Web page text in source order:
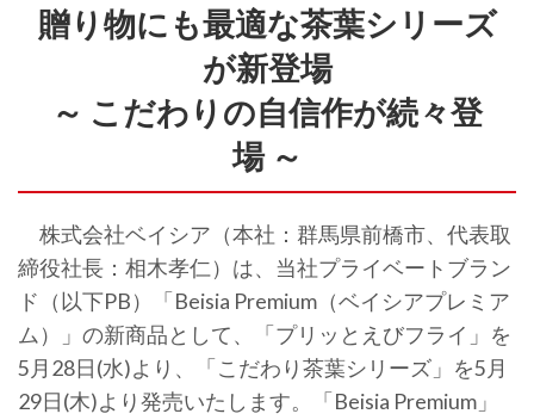
贈り物にも最適な茶葉シリーズ
が新登場
～ こだわりの自信作が続々登
場 ～
株式会社ベイシア（本社：群馬県前橋市、代表取
締役社長：相木孝仁）は、当社プライベートブラン
ド（以下PB）「Beisia Premium（ベイシアプレミア
ム）」の新商品として、「プリッとえびフライ」を
5月28日(水)より、「こだわり茶葉シリーズ」を5月
29日(木)より発売いたします。「Beisia Premium」